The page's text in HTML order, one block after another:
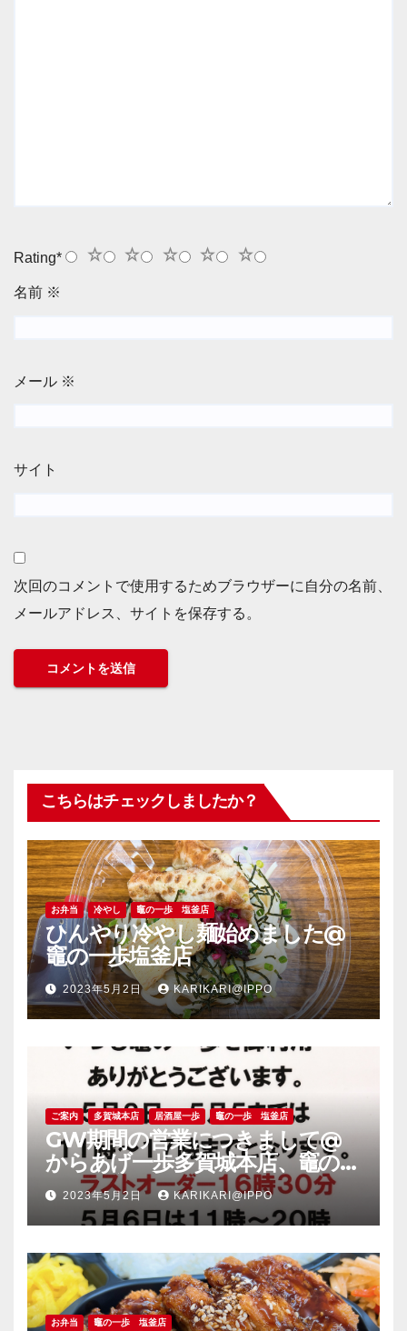
Rating* 5
4
3
2
1
名前 ※
メール ※
サイト
次回のコメントで使用するためブラウザーに自分の名前、
メールアドレス、サイトを保存する。
こちらはチェックしましたか？
お弁当 冷やし 竈の一歩 塩釜店
ひんやり冷やし麺始めました@
竈の一歩塩釜店
2023年5月2日 KARIKARI@IPPO
ご案内 多賀城本店 居酒屋一歩 竈の一歩 塩釜店
GW期間の営業につきまして@
からあげ一歩多賀城本店、竈の一
歩塩釜店
2023年5月2日 KARIKARI@IPPO
お弁当 竈の一歩 塩釜店